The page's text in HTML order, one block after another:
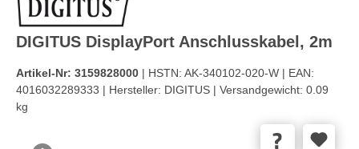
DIGITUS DisplayPort Anschlusskabel, 2m
Artikel-Nr: 3159828000 | HSTN: AK-340102-020-W | EAN:
4016032289333 | Hersteller: DIGITUS | Versandgewicht: 0.09
kg